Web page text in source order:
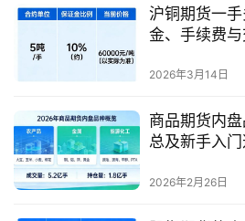
沪铜期货一
金、手续费
2026年3月14日
商品期货内
总及新手入门
2026年2月26日